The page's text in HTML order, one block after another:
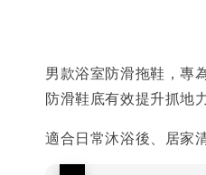
男款浴室防滑拖鞋，專
防滑鞋底有效提升抓地
適合日常沐浴後、居家